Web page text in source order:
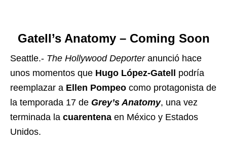
Gatell’s Anatomy – Coming Soon
Seattle.- The Hollywood Deporteranunció hace
unos momentos que Hugo López-Gatell
podría
reemplazar a Ellen Pompeo como protagonista de
la temporada 17 de Grey’s Anatomy, una vez
terminada la cuarentena en México y Estados
Unidos.